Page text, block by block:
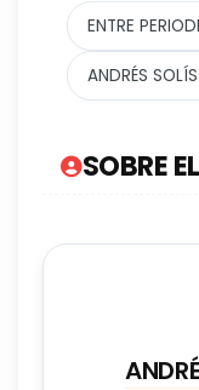
ENTRE
ANDRÉS
SOBRE